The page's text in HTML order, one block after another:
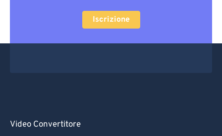
Iscrizione
Video Convertitore